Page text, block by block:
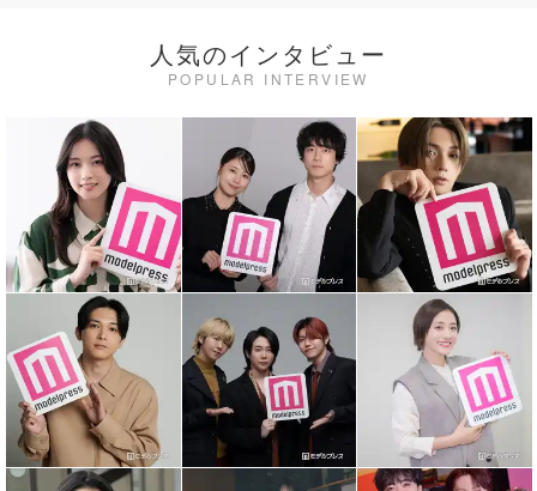
人気のインタビュー
POPULAR INTERVIEW